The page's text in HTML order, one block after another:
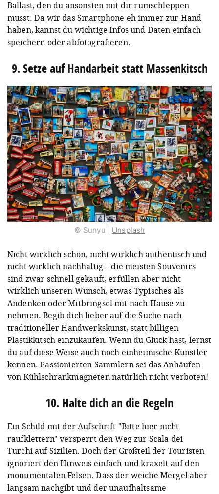
Ballast, den du ansonsten mit dir rumschleppen
musst. Da wir das Smartphone eh immer zur Hand
haben, kannst du wichtige Infos und Daten einfach
speichern oder abfotografieren.
9. Setze auf Handarbeit statt Massenkitsch
© Sunyu | Unsplash
Nicht wirklich schön, nicht wirklich authentisch und
nicht wirklich nachhaltig – die meisten Souvenirs
sind zwar schnell gekauft, erfüllen aber nicht
wirklich unseren Wunsch, etwas Typisches als
Andenken oder Mitbringsel mit nach Hause zu
nehmen. Begib dich lieber auf die Suche nach
traditioneller Handwerkskunst, statt billigen
Plastikkitsch einzukaufen. Wenn du Glück hast, lernst
du auf diese Weise auch noch einheimische Künstler
kennen. Passionierten Sammlern sei das Anhäufen
von Kühlschrankmagneten natürlich nicht verboten!
10. Halte dich an die Regeln
Ein Schild mit der Aufschrift "Bitte hier nicht
raufklettern" versperrt den Weg zur Scala dei
Turchi auf Sizilien. Doch der Großteil der Touristen
ignoriert den Hinweis einfach und kraxelt auf den
monumentalen Felsen. Dass der weiche Mergel aber
langsam nachgibt und der unaufhaltsame